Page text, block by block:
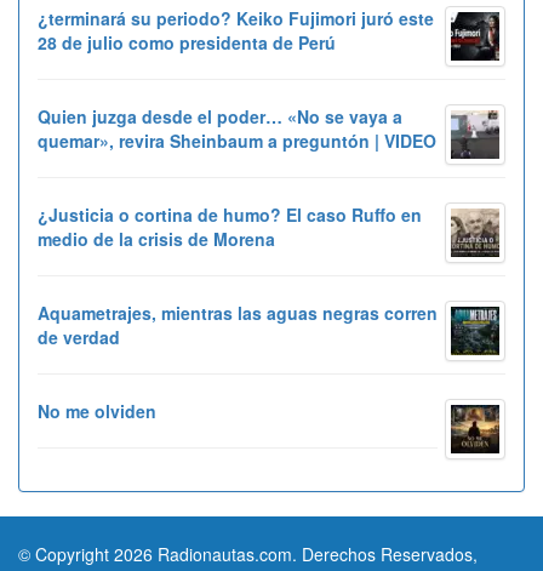
¿terminará su periodo? Keiko Fujimori juró este
28 de julio como presidenta de Perú
Quien juzga desde el poder… «No se vaya a
quemar», revira Sheinbaum a preguntón | VIDEO
¿Justicia o cortina de humo? El caso Ruffo en
medio de la crisis de Morena
Aquametrajes, mientras las aguas negras corren
de verdad
No me olviden
© Copyright 2026 Radionautas.com. Derechos Reservados,